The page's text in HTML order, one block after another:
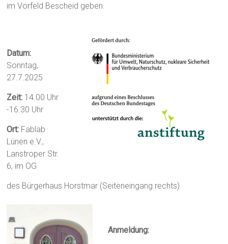
im Vorfeld Bescheid geben.
Datum:
Sonntag,
27.7.2025
Zeit: 14.00 Uhr
-16.30 Uhr
Ort: Fablab
Lünen e.V.,
Lanstroper Str.
6, im OG
des Bürgerhaus Horstmar (Seiteneingang rechts)
Anmeldung: